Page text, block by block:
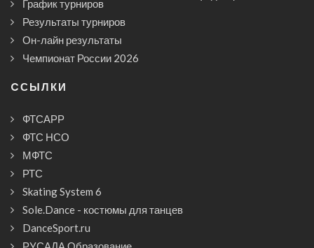
График турниров
Результаты турниров
Он-лайн результаты
Чемпионат России 2026
CСЫЛКИ
ФТСАРР
ФТС НСО
МФТС
РТС
Skating System 6
Sole.Dance - костюмы для танцев
DanceSport.ru